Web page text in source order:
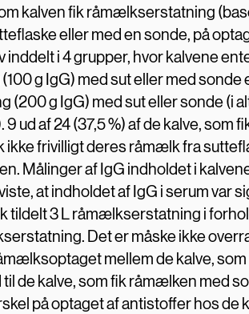
kalven fik råmælkserstatning
eller med en sonde, på
inddelt i 4 grupper, hvor kalvene
g IgG) med sut eller med sonde
(200 g IgG) med sut eller sonde (i
9 ud af 24 (37,5 %) af de kalve, som
ikke frivilligt deres råmælk fra
Målinger af IgG indholdet i
at indholdet af IgG i serum var
tildelt 3 L råmælkserstatning i
Det er måske ikke
mellem de kalve,
de kalve, som fik råmælken med
på optaget af antistoffer hos de